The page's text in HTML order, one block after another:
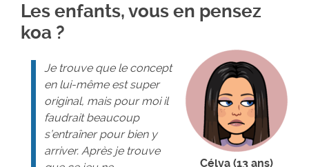
Les enfants, vous en pensez
koa ?
Célya (13 ans)
Je trouve que le concept
en lui-même est super
original, mais pour moi il
faudrait beaucoup
s’entraîner pour bien y
arriver. Après je trouve